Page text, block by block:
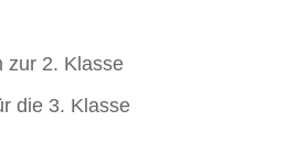
zur 2. Klasse
die 3. Klasse